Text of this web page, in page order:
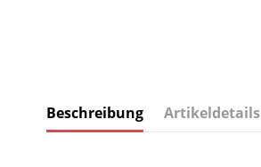
Beschreibung Artikeldetails